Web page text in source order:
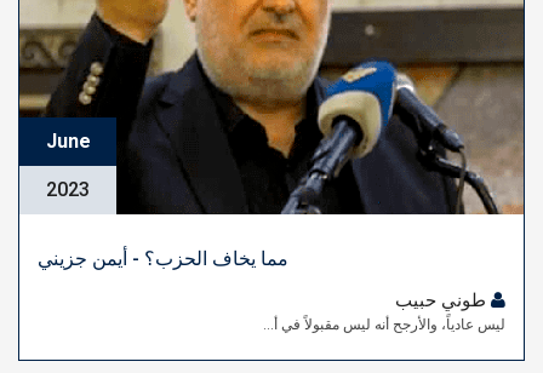
June
2023
مما يخاف الحزب؟ - أيمن جزيني
ليس عادياً، والأرجح أنه ليس مقبولاً في أ...